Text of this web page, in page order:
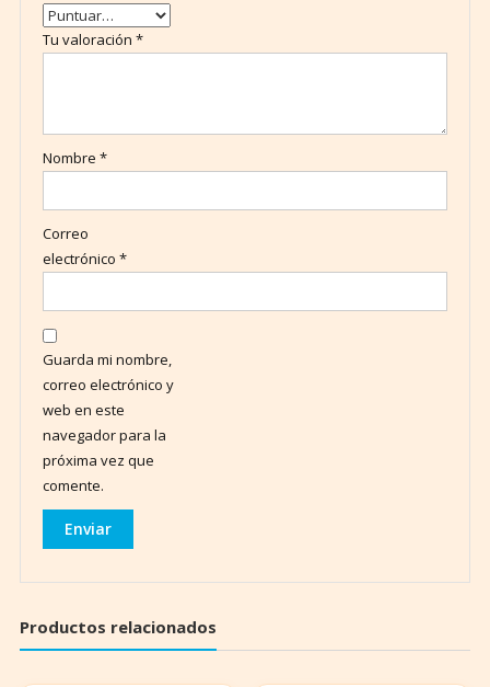
Tu valoración *
Nombre *
Correo
electrónico *
Guarda mi nombre,
correo electrónico y
web en este
navegador para la
próxima vez que
comente.
Productos relacionados